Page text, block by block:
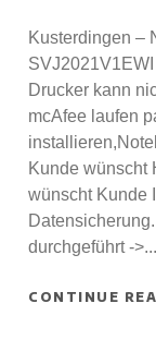
Kusterdingen –
Drucker kann
mcAfee laufen
Kunde wünscht
wünscht Kunde
durchgeführt ->...
CONTINUE